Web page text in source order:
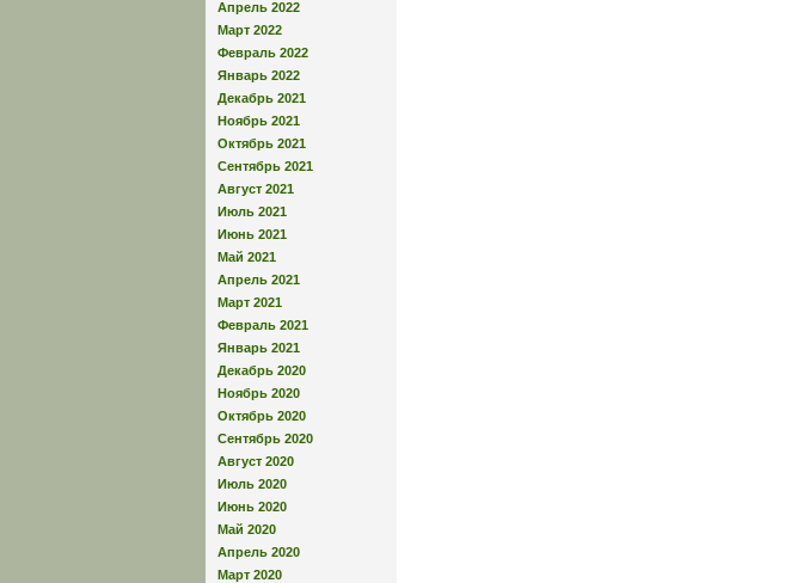
Апрель 2022
Март 2022
Февраль 2022
Январь 2022
Декабрь 2021
Ноябрь 2021
Октябрь 2021
Сентябрь 2021
Август 2021
Июль 2021
Июнь 2021
Май 2021
Апрель 2021
Март 2021
Февраль 2021
Январь 2021
Декабрь 2020
Ноябрь 2020
Октябрь 2020
Сентябрь 2020
Август 2020
Июль 2020
Июнь 2020
Май 2020
Апрель 2020
Март 2020